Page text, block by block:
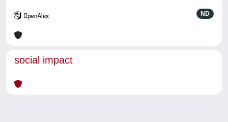
ND
social impact